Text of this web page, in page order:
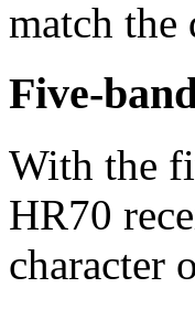
match the
Five-
With the
HR70
character